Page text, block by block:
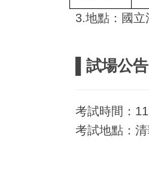
3.地點：國立
▌試場公告
考試時間：
考試地點：